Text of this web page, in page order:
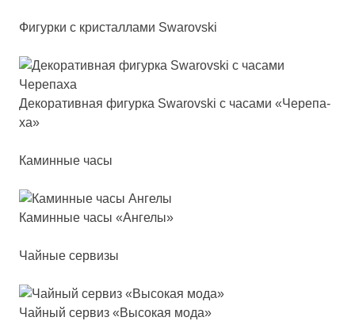
Фигурки с кристаллами Swarovski
Деко­ра­тив­ная фи­гур­ка Swa­rov­ski с ча­са­ми «Чере­па­
ха»
Каминные часы
Камин­ные ча­сы «Анге­лы»
Чайные сервизы
Чай­ный сер­виз «Высо­кая мо­да»